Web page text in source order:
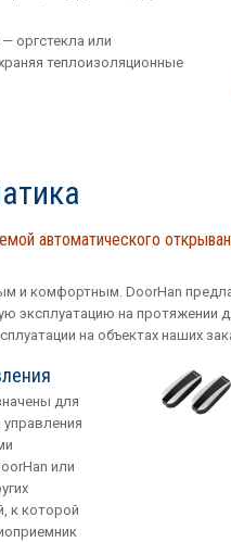
оргстекла или
теплоизоляционные
автоматического
комфортным. DoorHan
эксплуатацию на протяжении
на объектах наших
для
управления
или
к которой